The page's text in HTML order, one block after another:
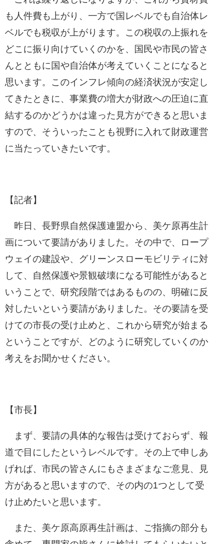
も人件費も上がり、一方で国レベルでも自治体レ
ベルでも税収が上がります。この税収の上振れを
どこに振り向けていくのかを、国民や市民の皆さ
んとともに国や自治体が考えていくことになると
思います。このインフレ傾向の経済状況が安定し
てきたときに、事業費の増大が財政への圧迫に直
結するのかどうかは違った見方ができると思いま
すので、そういったことも視野に入れて財政運営
に当たっていきたいです。
【記者】
昨日、長野県自然保護連盟から、美ケ原再生計
画について要請がありました。その中で、ロープ
ウェイの建設や、グリーンスローモビリティに対
して、自然保護や景観破壊になる可能性があると
いうことで、研究段階ではあるものの、明確に反
対したいという要請がありました。その要請を受
けての市長の受け止めと、これから研究が始まる
ということですが、どのように研究していくのか
考えをお聞かせください。
【市長】
まず、要請の具体的な報告は受けておらず、報
道で目にしたというレベルです。その上で申しあ
げれば、市民の皆さんにもさまざまなご意見、見
方があると思いますので、その内の1つとして受
け止めたいと思います。
また、美ケ原高原再生計画は、ご指摘の部分も